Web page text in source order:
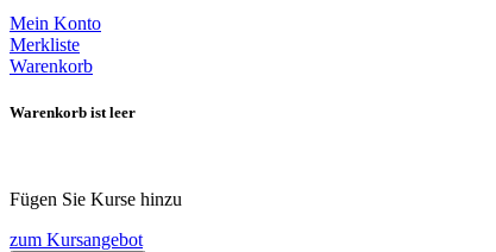
Mein Konto
Merkliste
Warenkorb
Warenkorb ist leer
Fügen Sie Kurse hinzu
zum Kursangebot